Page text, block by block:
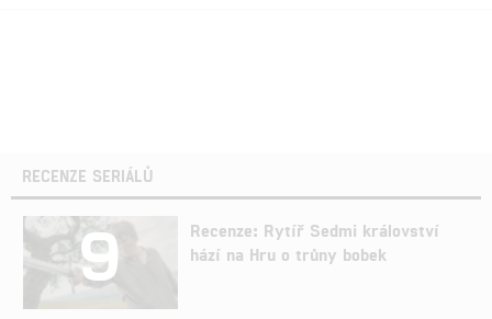
RECENZE SERIÁLŮ
9
Recenze: Rytíř Sedmi království
hází na Hru o trůny bobek